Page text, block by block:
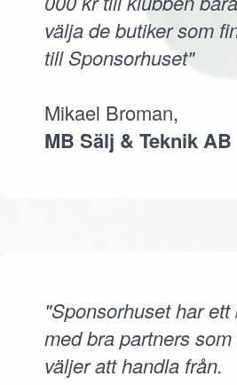
välja de butiker som
till Sponsorhuset"
Mikael Broman,
MB Sälj & Teknik AB
"Sponsorhuset har
med bra partners
väljer att handla från.